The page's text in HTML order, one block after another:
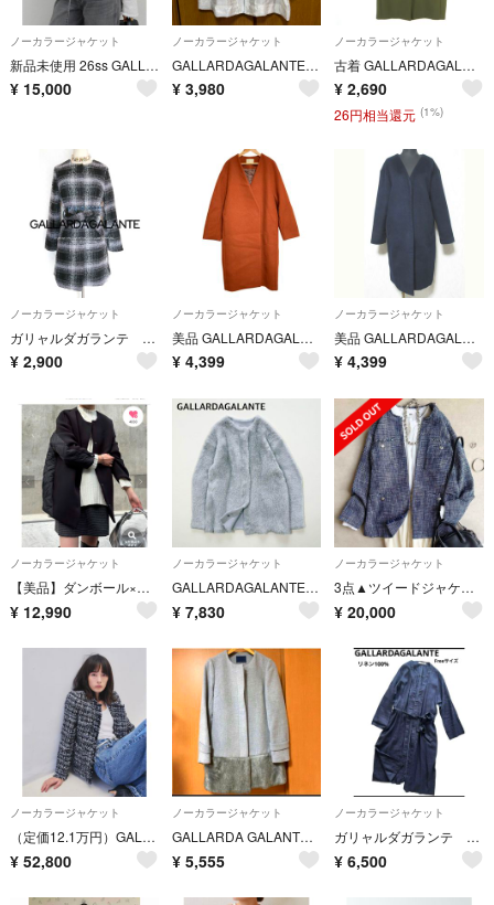
ノーカラージャケット
新品未使用 26ss GALLARDAGALANTE ツイードショートジャケット
¥ 15,000
ノーカラージャケット
GALLARDAGALANTE ガリャルダガランテ シースルー ジャケット
¥ 3,980
ノーカラージャケット
古着 GALLARDAGALANTE ガリャルダガランテ 長袖 ノーカラーコート F カーキ系 レディース
¥ 2,690
26円相当還元 (1%)
ノーカラージャケット
ガリャルダガランテ ノーカラーチェック柄コート
¥ 2,900
ノーカラージャケット
美品 GALLARDAGALANTE ガリャルダガランテ ノーカラー ロングコート F ブラウン レディース 古着 中古 USED
¥ 4,399
ノーカラージャケット
美品 GALLARDAGALANTE ガリャルダガランテ ノーカラーコート GG17X0081290100 サイズF ネイビー レディース 古着 中古 USED
¥ 4,399
ノーカラージャケット
【美品】ダンボール×キルティング スムースフィットコート
¥ 12,990
ノーカラージャケット
GALLARDAGALANTE フェザーヤーンカーディガン ノーカラー
¥ 7,830
ノーカラージャケット
3点▲ツイードジャケット・ファーベスト・ツイードプルオーバー
¥ 20,000
ノーカラージャケット
（定価12.1万円）GALLARDAGALANTE ツイード ジャケット
¥ 52,800
ノーカラージャケット
GALLARDA GALANTE NAVY ノーカラーコート グレー
¥ 5,555
ノーカラージャケット
ガリャルダガランテ リネン麻 コート 羽織り カーディガンワンピース ノーカラー
¥ 6,500